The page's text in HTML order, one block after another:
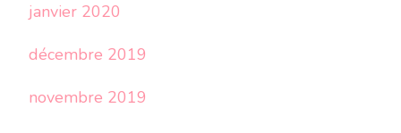
janvier 2020
décembre 2019
novembre 2019